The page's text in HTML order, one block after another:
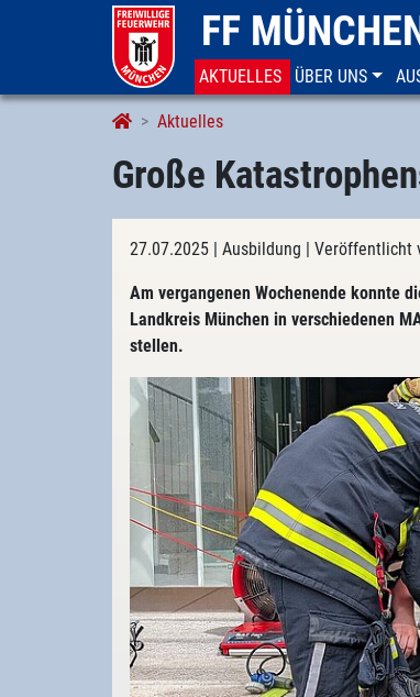
FF
AKTUELLES ÜBER UNS
Aktuelles
Große
27.07.2025 | Ausbildung | Veröffentlicht
Am vergangenen Wochenende konnte
Landkreis München in verschiedenen
stellen.